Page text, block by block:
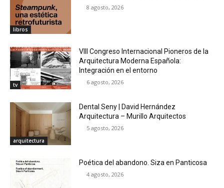
libros
8 agosto, 2026
tv
VIII Congreso Internacional Pioneros de la
Arquitectura Moderna Española:
Integración en el entorno
6 agosto, 2026
arquitectura
Dental Seny | David Hernández
Arquitectura – Murillo Arquitectos
5 agosto, 2026
Poética del abandono. Siza en Panticosa
4 agosto, 2026